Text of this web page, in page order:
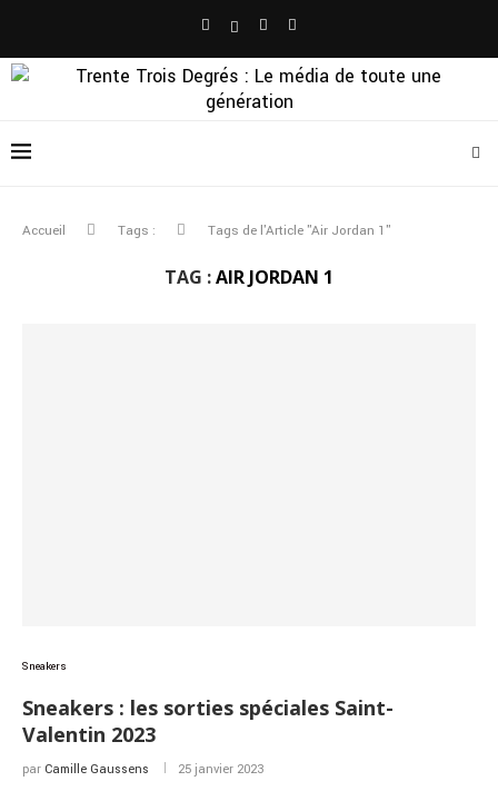
Accueil Tags : Tags de l'Article "Air Jordan 1"
TAG :AIR JORDAN 1
Sneakers
Sneakers : les sorties spéciales Saint-
Valentin 2023
par Camille Gaussens 25 janvier 2023